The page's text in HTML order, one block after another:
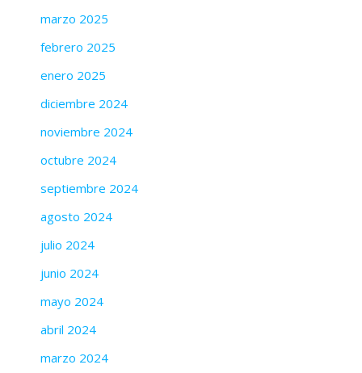
marzo 2025
febrero 2025
enero 2025
diciembre 2024
noviembre 2024
octubre 2024
septiembre 2024
agosto 2024
julio 2024
junio 2024
mayo 2024
abril 2024
marzo 2024